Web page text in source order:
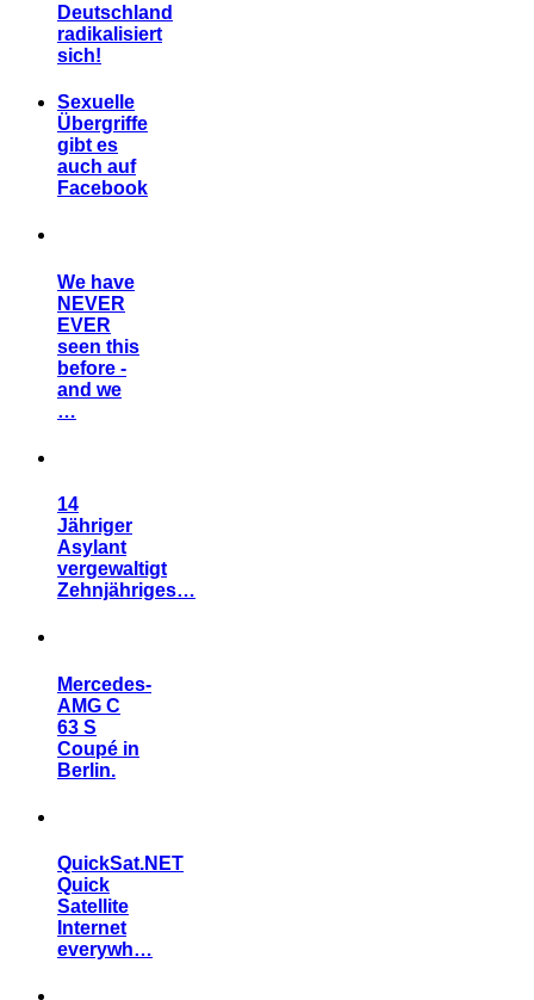
Deutschland
radikalisiert
sich!
Sexuelle
Übergriffe
gibt es
auch auf
Facebook
We have
NEVER
EVER
seen this
before -
and we
…
14
Jähriger
Asylant
vergewaltigt
Zehnjähriges…
Mercedes-
AMG C
63 S
Coupé in
Berlin.
QuickSat.NET
Quick
Satellite
Internet
everywh…